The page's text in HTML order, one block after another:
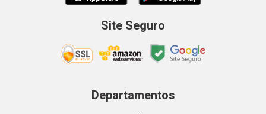
Site Seguro
Departamentos